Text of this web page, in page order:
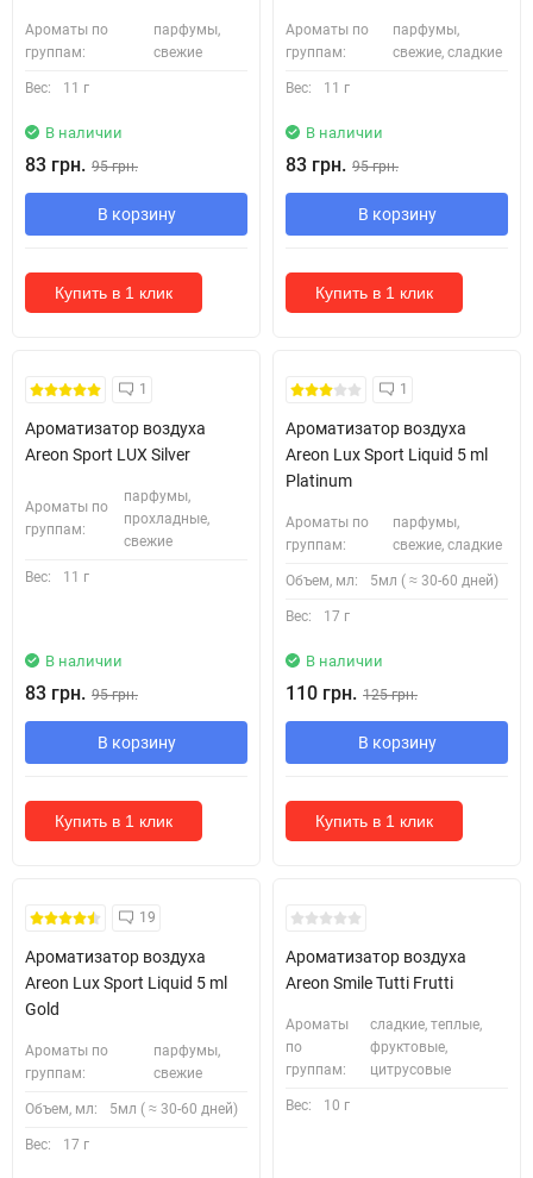
Ароматы по
группам:
парфумы,
свежие
Вес: 11 г
В наличии
83 грн. 95 грн.
В корзину
Купить в 1 клик
Ароматы по
группам:
парфумы,
свежие, сладкие
Вес: 11 г
В наличии
83 грн. 95 грн.
В корзину
Купить в 1 клик
1
Ароматизатор воздуха
Areon Sport LUX Silver
Ароматы по
группам:
парфумы,
прохладные,
свежие
Вес: 11 г
В наличии
83 грн. 95 грн.
В корзину
Купить в 1 клик
1
Ароматизатор воздуха
Areon Lux Sport Liquid 5 ml
Platinum
Ароматы по
группам:
парфумы,
свежие, сладкие
Объем, мл: 5мл ( ≈ 30-60 дней)
Вес: 17 г
В наличии
110 грн. 125 грн.
В корзину
Купить в 1 клик
19
Ароматизатор воздуха
Areon Lux Sport Liquid 5 ml
Gold
Ароматы по
группам:
парфумы,
свежие
Объем, мл: 5мл ( ≈ 30-60 дней)
Вес: 17 г
Ароматизатор воздуха
Areon Smile Tutti Frutti
Ароматы
по
группам:
сладкие, теплые,
фруктовые,
цитрусовые
Вес: 10 г